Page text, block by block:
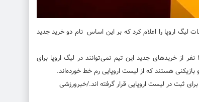
لیگ اروپا را اعلام کرد که بر این اساس نام دو خرید جدید
رم در حال حاضر ۷ خرید انجام داد اما فقط می‌تواند ۵ بازیکن را در لیست اروپایی خود ثبت کند و در حقیقت ۲ نفر از خریدهای جدید این تیم نمی‌توانند در لیگ اروپا برای
هستند که از لیست اروپایی رم خط خورده‌اند.